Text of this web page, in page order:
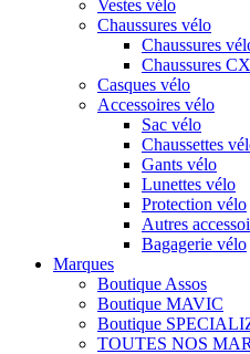
Vestes vélo
Chaussures vélo
Chaussures
Chaussures
Casques vélo
Accessoires vélo
Sac vélo
Chaussettes
Gants vélo
Lunettes vélo
Protection vélo
Autres
Bagagerie vélo
Marques
Boutique Assos
Boutique MAVIC
Boutique
TOUTES NOS